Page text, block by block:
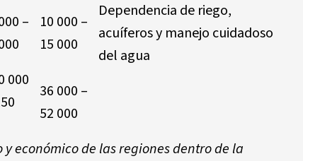
–
10 000 –
15 000
Dependencia de riego,
acuíferos y manejo cuidadoso
del agua
000
36 000 –
52 000
económico de las regiones dentro de la